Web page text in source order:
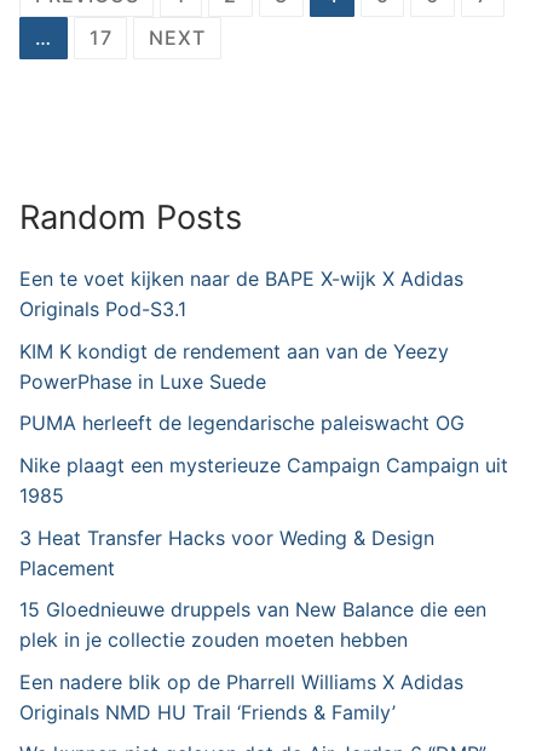
navigation
…
17 NEXT
Random Posts
Een te voet kijken naar de BAPE X-wijk X Adidas
Originals Pod-S3.1
KIM K kondigt de rendement aan van de Yeezy
PowerPhase in Luxe Suede
PUMA herleeft de legendarische paleiswacht OG
Nike plaagt een mysterieuze Campaign Campaign uit
1985
3 Heat Transfer Hacks voor Weding & Design
Placement
15 Gloednieuwe druppels van New Balance die een
plek in je collectie zouden moeten hebben
Een nadere blik op de Pharrell Williams X Adidas
Originals NMD HU Trail ‘Friends & Family’